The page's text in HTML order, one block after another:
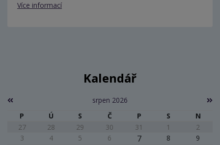
Více informací
Kalendář
srpen 2026
P
Ú S Č P S
N
27
28 29 30 31 1
2
3
4 5 6 7 8
9